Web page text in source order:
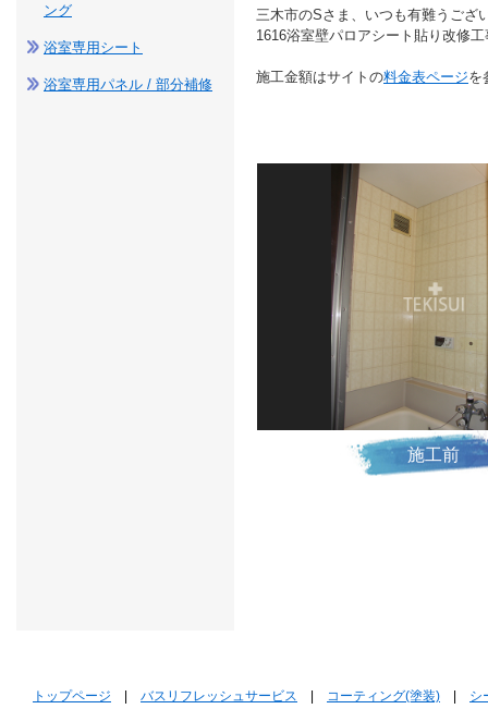
ング
浴室専用シート
浴室専用パネル / 部分補修
三木市のSさま、いつも有難うござ
1616浴室壁パロアシート貼り改修
施工金額はサイトの料金表ページを
施工前
トップページ バスリフレッシュサービス コーティング(塗装)
シ